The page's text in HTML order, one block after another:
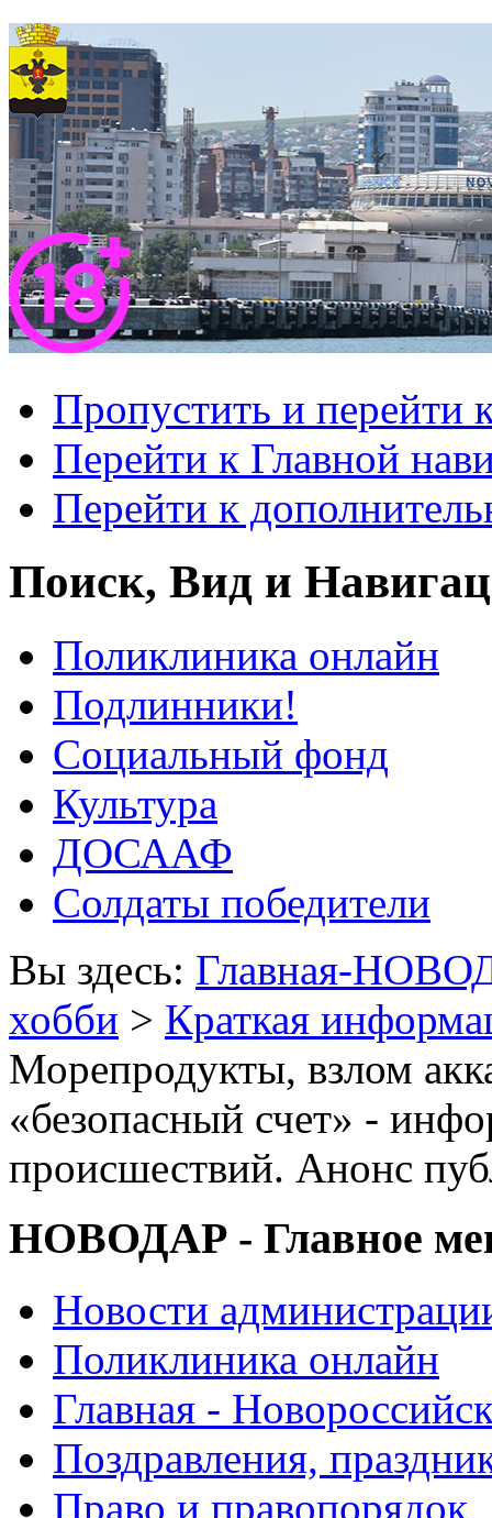
Пропустить и перейти
Перейти к Главной
Перейти к
Поиск, Вид и
Поликлиника онлайн
Подлинники!
Социальный фонд
Культура
ДОСААФ
Солдаты победители
Вы здесь: Главная-
хобби > Краткая
Морепродукты, взлом
«безопасный счет» -
происшествий. Анонс
НОВОДАР - Главное
Новости
Поликлиника онлайн
Главная -
Поздравления,
Право и правопорядок